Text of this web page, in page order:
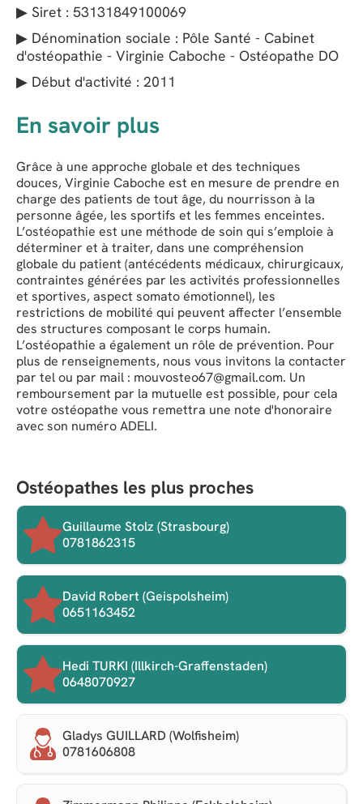
▶ Siret : 53131849100069
▶ Dénomination sociale : Pôle Santé - Cabinet
d'ostéopathie - Virginie Caboche - Ostéopathe DO
▶ Début d'activité : 2011
En savoir plus
Grâce à une approche globale et des techniques
douces, Virginie Caboche est en mesure de prendre en
charge des patients de tout âge, du nourrisson à la
personne âgée, les sportifs et les femmes enceintes.
L’ostéopathie est une méthode de soin qui s’emploie à
déterminer et à traiter, dans une compréhension
globale du patient (antécédents médicaux, chirurgicaux,
contraintes générées par les activités professionnelles
et sportives, aspect somato émotionnel), les
restrictions de mobilité qui peuvent affecter l’ensemble
des structures composant le corps humain.
L’ostéopathie a également un rôle de prévention. Pour
plus de renseignements, nous vous invitons la contacter
par tel ou par mail : mouvosteo67@gmail.com. Un
remboursement par la mutuelle est possible, pour cela
votre ostéopathe vous remettra une note d'honoraire
avec son numéro ADELI.
Ostéopathes les plus proches
Guillaume Stolz (Strasbourg)
0781862315
David Robert (Geispolsheim)
0651163452
Hedi TURKI (Illkirch-Graffenstaden)
0648070927
Gladys GUILLARD (Wolfisheim)
0781606808